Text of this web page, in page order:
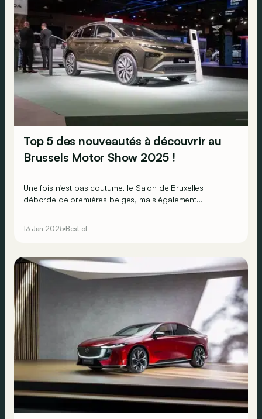
Top 5 des nouveautés à découvrir au
Brussels Motor Show 2025 !
Une fois n'est pas coutume, le Salon de Bruxelles
déborde de premières belges, mais également
13 Jan 2025 Best of